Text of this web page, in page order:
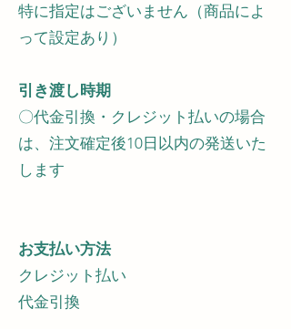
特に指定はございません（商品によ
って設定あり）
引き渡し時期
〇代金引換・クレジット払いの場合
は、注文確定後10日以内の発送いた
します
お支払い方法
クレジット払い
代金引換